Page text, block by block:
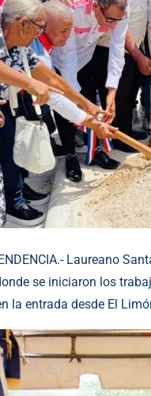
Laureano
se iniciaron los
la entrada desde El